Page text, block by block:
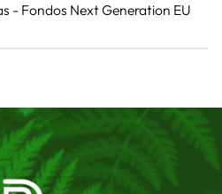
- Fondos Next Generation EU